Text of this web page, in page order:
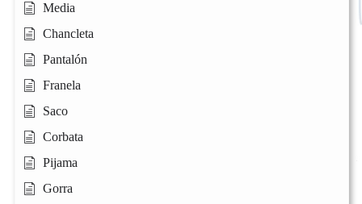
Media
Chancleta
Pantalón
Franela
Saco
Corbata
Pijama
Gorra